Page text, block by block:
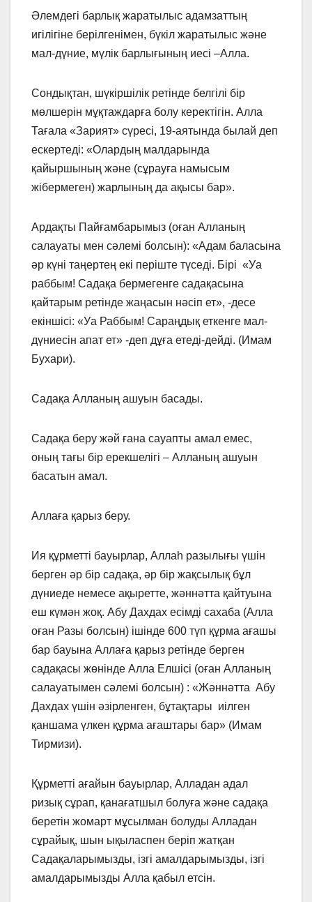
Әлемдегі барлық жаратылыс адамзаттың
игілігіне берілгенімен, бүкіл жаратылыс және
мал-дүние, мүлік барлығының иесі –Алла.
Сондықтан, шүкіршілік ретінде белгілі бір
мөлшерін мұқтаждарға болу керектігін. Алла
Тағала «Зарият» сүресі, 19-аятында былай деп
ескертеді: «Олардың малдарында
қайыршының және (сұрауға намысым
жібермеген) жарлының да ақысы бар».
Ардақты Пайғамбарымыз (оған Алланың
салауаты мен сәлемі болсын): «Адам баласына
әр күні таңертең екі періште түседі. Бірі «Уа
раббым! Садақа бермегенге садақасына
қайтарым ретінде жаңасын нәсіп ет», -десе
екіншісі: «Уа Раббым! Сараңдық еткенге мал-
дүниесін апат ет» -деп дұға етеді-дейді. (Имам
Бухари).
Садақа Алланың ашуын басады.
Садақа беру жәй ғана сауапты амал емес,
оның тағы бір ерекшелігі – Алланың ашуын
басатын амал.
Аллаға қарыз беру.
Ия құрметті бауырлар, Аллаһ разылығы үшін
берген әр бір садақа, әр бір жақсылық бұл
дүниеде немесе ақыретте, жәннәтта қайтуына
еш күмән жоқ. Абу Дахдах есімді сахаба (Алла
оған Разы болсын) ішінде 600 түп құрма ағашы
бар бауына Аллаға қарыз ретінде берген
садақасы жөнінде Алла Елшісі (оған Алланың
салауатымен сәлемі болсын) : «Жәннәтта Абу
Дахдах үшін әзірленген, бұтақтары иілген
қаншама үлкен құрма ағаштары бар» (Имам
Тирмизи).
Құрметті ағайын бауырлар, Алладан адал
ризық сұрап, қанағатшыл болуға және садақа
беретін жомарт мұсылман болуды Алладан
сұрайық, шын ықыласпен беріп жатқан
Садақаларымызды, ізгі амалдарымызды, ізгі
амалдарымызды Алла қабыл етсін.